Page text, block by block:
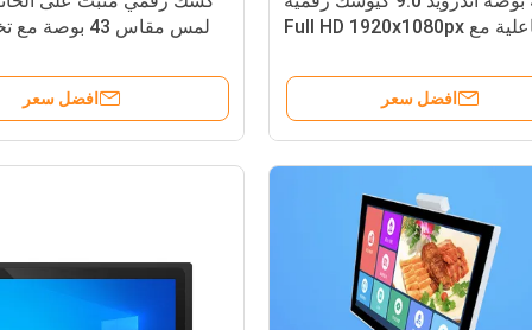
افضل سعر
تفاعلية مع Full HD 1920x1080px
افضل سعر